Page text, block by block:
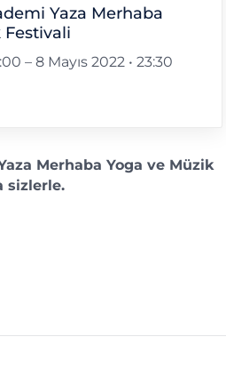
Yaza Merhaba
Festivali
– 8 Mayıs 2022 • 23:30
Merhaba Yoga ve Müzik
sizlerle.